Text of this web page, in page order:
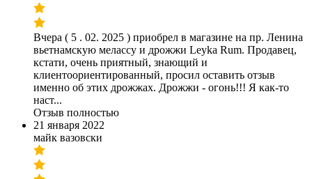
Вчера ( 5 . 02. 2025 ) приобрел в магазине на пр. Ленина
вьетнамскую мелассу и дрожжи Leyka Rum. Продавец,
кстати, очень приятный, знающий и
клиентоориентированный, просил оставить отзыв
именно об этих дрожжах. Дрожжи - огонь!!! Я как-то
наст...
Отзыв полностью
21 января 2022
майк вазовски